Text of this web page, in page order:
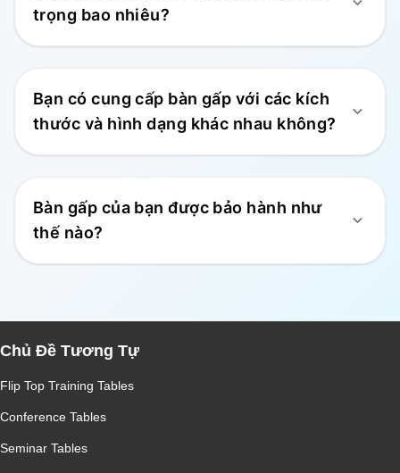
trọng bao nhiêu?
Bạn có cung cấp bàn gấp với các kích
thước và hình dạng khác nhau không?
Bàn gấp của bạn được bảo hành như
thế nào?
Chủ Đề Tương Tự
Flip Top Training Tables
Conference Tables
Seminar Tables